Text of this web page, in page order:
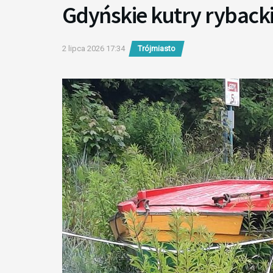
Gdyńskie kutry
2 lipca 2026 17:34 Trójmiasto